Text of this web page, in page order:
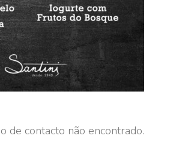
de contacto não encontrado.